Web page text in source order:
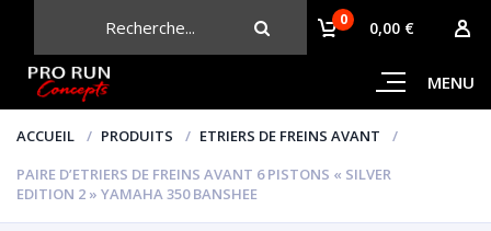
MENU
CHERCHER
0 0,00 €
ACCUEIL PRODUITS
ETRIERS DE FREINS AVANT
PAIRE D’ETRIERS DE FREINS AVANT 6 PISTONS « SILVER
EDITION 2 » YAMAHA 350 BANSHEE